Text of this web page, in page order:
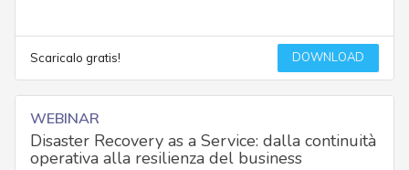
Scaricalo gratis! DOWNLOAD
WEBINAR
Disaster Recovery as a Service: dalla continuità
operativa alla resilienza del business